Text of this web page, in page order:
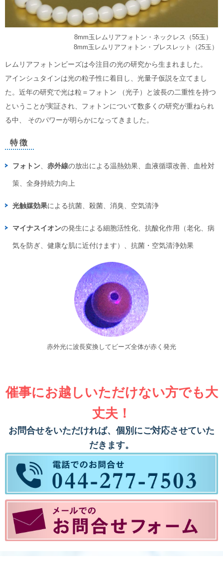
工事や給湯器交換・水まわりリフォームを手がけ、キッチン・浴室・ト
イレなど住まいの快適生活を地域密着でサポートします。
2月26日 【リニューアル！】ティックコーポレーション株式会社（台
東区）：産業用ノズルVarioSprayシリーズは安定したスプレーで非常に
少量の液体を精密に、薄く、均一に噴霧。液体飛散もないありません。
東区）：工場・倉庫の暑さ対策を後付けで実現するミスト噴霧システ
ム。機器や段ボールもミストで濡らすことなく高温から守ります。
>>バックナンバー
8mm玉レムリアフォトン・ネックレス（55玉）
8mm玉レムリアフォトン・ブレスレット（25玉）
レムリアフォトンビーズは今注目の光の研究から生まれました。
アインシュタインは光の粒子性に着目し、光量子仮説を立てまし
た。近年の研究で光は粒＝フォトン （光子）と波長の二重性を持つ
ということが実証され、フォトンについて数多くの研究が重ねられ
る中、 そのパワーが明らかになってきました。
特徴
フォトン 赤外線の放出による温熱効果、血液循環改善、血栓対
策、全身持続力向上
光触媒効果による抗菌、殺菌、消臭、空気清浄
マイナスイオンの発生による細胞活性化、抗酸化作用（老化、病
気を防ぎ、健康な肌に近付けます）、抗菌・空気清浄効果
赤外光に波長変換して ビーズ全体が赤く発光
催事にお越しいただけない方でも大
丈夫！
お問合せをいただければ、個別にご対応させていた
だきます。